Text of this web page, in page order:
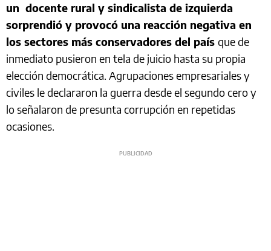
un docente rural y sindicalista de izquierda
sorprendió y provocó una reacción negativa en
los sectores más conservadores del país que de
inmediato pusieron en tela de juicio hasta su propia
elección democrática. Agrupaciones empresariales y
civiles le declararon la guerra desde el segundo cero y
lo señalaron de presunta corrupción en repetidas
ocasiones.